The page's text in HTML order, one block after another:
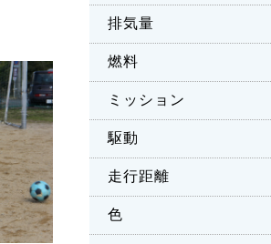
排気量
燃料
ミッション
駆動
走行距離
色